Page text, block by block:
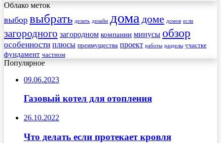
Облако меток
выбор выбрать делать дизайн дома доме домов если
загородного загородном компании минусы обзор
особенности плюсы преимущества проект работы разделы участке
фундамент частном
Популярное
09.06.2023
Газовый котел для отопления
26.10.2022
Что делать если протекает кровля